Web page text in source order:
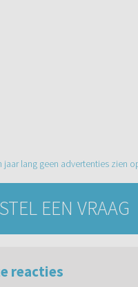
jaar lang geen advertenties zien
STEL EEN VRAAG
reacties